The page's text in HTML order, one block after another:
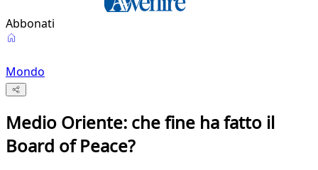
Abbonati
Mondo
Medio Oriente: che fine ha fatto il
Board of Peace?